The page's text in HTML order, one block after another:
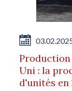
Uni : la
d'unités en